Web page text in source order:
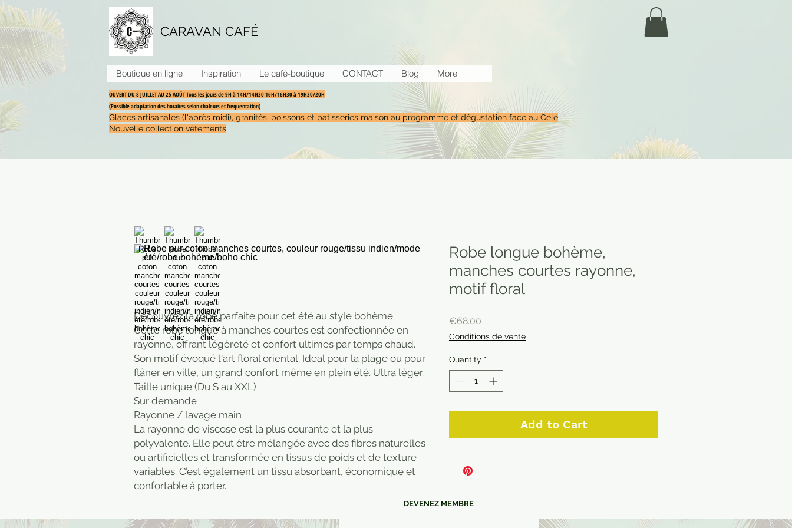
CARAVAN CAFÉ
Boutique en ligne Inspiration Le café-boutique CONTACT Blog More
OUVERT DU 8 JUILLET AU 25 AOÛT Tous les jours de 9H à 14H/14H30 16H/16H30 à 19H30/20H
(Possible adaptation des horaires selon chaleurs et frequentation)
Glaces artisanales (l'après midi), granités, boissons et patisseries maison au programme et dégustation face au Célé
Nouvelle collection vêtements
Découvrez la robe parfaite pour cet été au style bohème
Cette robe longue à manches courtes est confectionnée en
rayonne, offrant légèreté et confort ultimes par temps chaud.
Son motif évoqué l'art floral oriental. Ideal pour la plage ou pour
flâner en ville, un grand confort même en plein été. Ultra léger.
Taille unique (Du S au XXL)
Sur demande
Rayonne / lavage main
La rayonne de viscose est la plus courante et la plus
polyvalente. Elle peut être mélangée avec des fibres naturelles
ou artificielles et transformée en tissus de poids et de texture
variables. C’est également un tissu absorbant, économique et
confortable à porter.
Robe longue bohème,
manches courtes rayonne,
motif floral
€68.00
Conditions de vente
Quantity *
Add to Cart
DEVENEZ MEMBRE